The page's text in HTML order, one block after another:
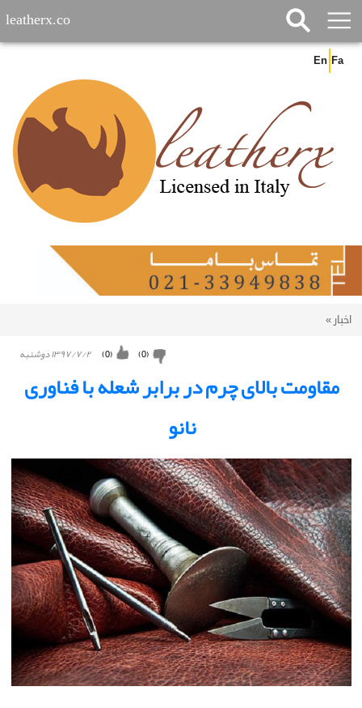
leatherx.co
Fa
En
اخبار»
۱۳۹۷/۷/۲ دوشنبه (
0
) (
0
)
مقاومت بالای چرم در برابر شعله با فناوری
نانو